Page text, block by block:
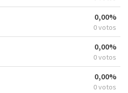
0,00%
0 votos
0,00%
0 votos
0,00%
0 votos